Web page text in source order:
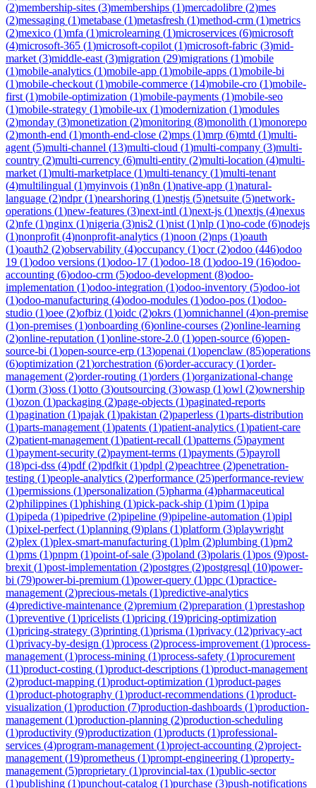
(2)membership-sites (3)memberships (1)mercadolibre (2)mes
(2)messaging (1)metabase (1)metasfresh (1)method-crm (1)metrics
(2)mexico (1)mfa (1)microlearning (1)microservices (6)microsoft
(4)microsoft-365 (1)microsoft-copilot (1)microsoft-fabric (3)mid-
market (3)middle-east (3)migration (29)migrations (1)mobile
(1)mobile-analytics (1)mobile-app (1)mobile-apps (1)mobile-bi
(1)mobile-checkout (1)mobile-commerce (14)mobile-cro (1)mobile-
first (1)mobile-optimization (1)mobile-payments (1)mobile-seo
(1)mobile-strategy (1)mobile-ux (1)modernization (1)modules
(2)monday (3)monetization (2)monitoring (8)monolith (1)monorepo
(2)month-end (1)month-end-close (2)mps (1)mrp (6)mtd (1)multi-
agent (5)multi-channel (13)multi-cloud (1)multi-company (3)multi-
country (2)multi-currency (6)multi-entity (2)multi-location (4)multi-
market (1)multi-marketplace (1)multi-tenancy (1)multi-tenant
(4)multilingual (1)myinvois (1)n8n (1)native-app (1)natural-
language (2)ndpr(1)nearshoring (1)nestjs (5)netsuite (5)network-
operations (1)new-features (3)next-intl (1)next-js (1)nextjs (4)nexus
(2)nfe (1)nginx (1)nigeria (3)nis2 (1)nist (1)nlp (1)no-code (6)nodejs
(1)nonprofit (4)nonprofit-analytics (1)noon (2)nps (1)oauth
(1)oauth2 (2)observability (4)occupancy (1)ocr(2)odoo (446)odoo
19 (1)odoo versions (1)odoo-17 (1)odoo-18 (1)odoo-19 (16)odoo-
accounting (6)odoo-crm (5)odoo-development (8)odoo-
implementation (1)odoo-integration (1)odoo-inventory (5)odoo-iot
(1)odoo-manufacturing (4)odoo-modules (1)odoo-pos (1)odoo-
studio (1)oee (2)ofbiz (1)oidc (2)okrs (1)omnichannel (4)on-premise
(1)on-premises (1)onboarding (6)online-courses (2)online-learning
(2)online-reputation (1)online-store-2.0 (1)open-source (6)open-
source-bi (1)open-source-erp (13)openai (1)openclaw (85)operations
(6)optimization (21)orchestration (6)order-accuracy (1)order-
management (2)order-routing (1)orders (1)organizational-change
(1)orm (3)oss (1)otto (3)outsourcing (3)owasp (1)owl (2)ownership
(1)ozon (1)packaging (2)page-objects (1)paginated-reports
(1)pagination (1)pajak (1)pakistan (2)paperless (1)parts-distribution
(1)parts-management (1)patents (1)patient-analytics (1)patient-care
(2)patient-management (1)patient-recall (1)patterns (5)payment
(1)payment-security (2)payment-terms (1)payments (5)payroll
(18)pci-dss (4)pdf(2)pdfkit (1)pdpl (2)peachtree (2)penetration-
testing (1)people-analytics (2)performance (25)performance-review
(1)permissions (1)personalization (5)pharma (4)pharmaceutical
(2)philippines (1)phishing (1)pick-pack-ship (1)pim (1)pipa
(1)pipeda (1)pipedrive (2)pipeline (9)pipeline-automation (1)pipl
(1)pixel-perfect (1)planning (9)plans (1)platform (3)playwright
(2)plex (1)plex-smart-manufacturing (1)plm (2)plumbing (1)pm2
(1)pms (1)pnpm (1)point-of-sale (3)poland (3)polaris (1)pos (9)post-
brexit (1)post-implementation (2)postgres (2)postgresql (10)power-
bi (79)power-bi-premium (1)power-query (1)ppc (1)practice-
management (2)precious-metals (1)predictive-analytics
(4)predictive-maintenance (2)premium (2)preparation (1)prestashop
(1)preventive (1)pricelists (1)pricing (19)pricing-optimization
(1)pricing-strategy (3)printing (1)prisma (1)privacy (12)privacy-act
(1)privacy-by-design (1)process (2)process-improvement (1)process-
management (1)process-mining (1)process-safety (1)procurement
(11)product-costing (1)product-descriptions (1)product-management
(2)product-mapping (1)product-optimization (1)product-pages
(1)product-photography (1)product-recommendations (1)product-
visualization (1)production (7)production-dashboards (1)production-
management (1)production-planning (2)production-scheduling
(1)productivity (9)productization (1)products (1)professional-
services (4)program-management (1)project-accounting (2)project-
management (19)prometheus (1)prompt-engineering (1)property-
management (5)proprietary (1)provincial-tax (1)public-sector
(1)publishing (1)punchout-catalog (1)purchase (3)push-notifications